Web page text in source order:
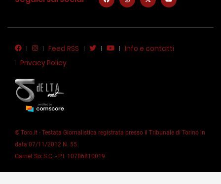
Feed RSS
Info e contatti
Privacy Policy
© Toro.it - Testata Giornalistica registrata presso il Tribunale di Torino in
data 07/11/2012 N. 55
Garnet Six S.C. - P.I. 10786810019